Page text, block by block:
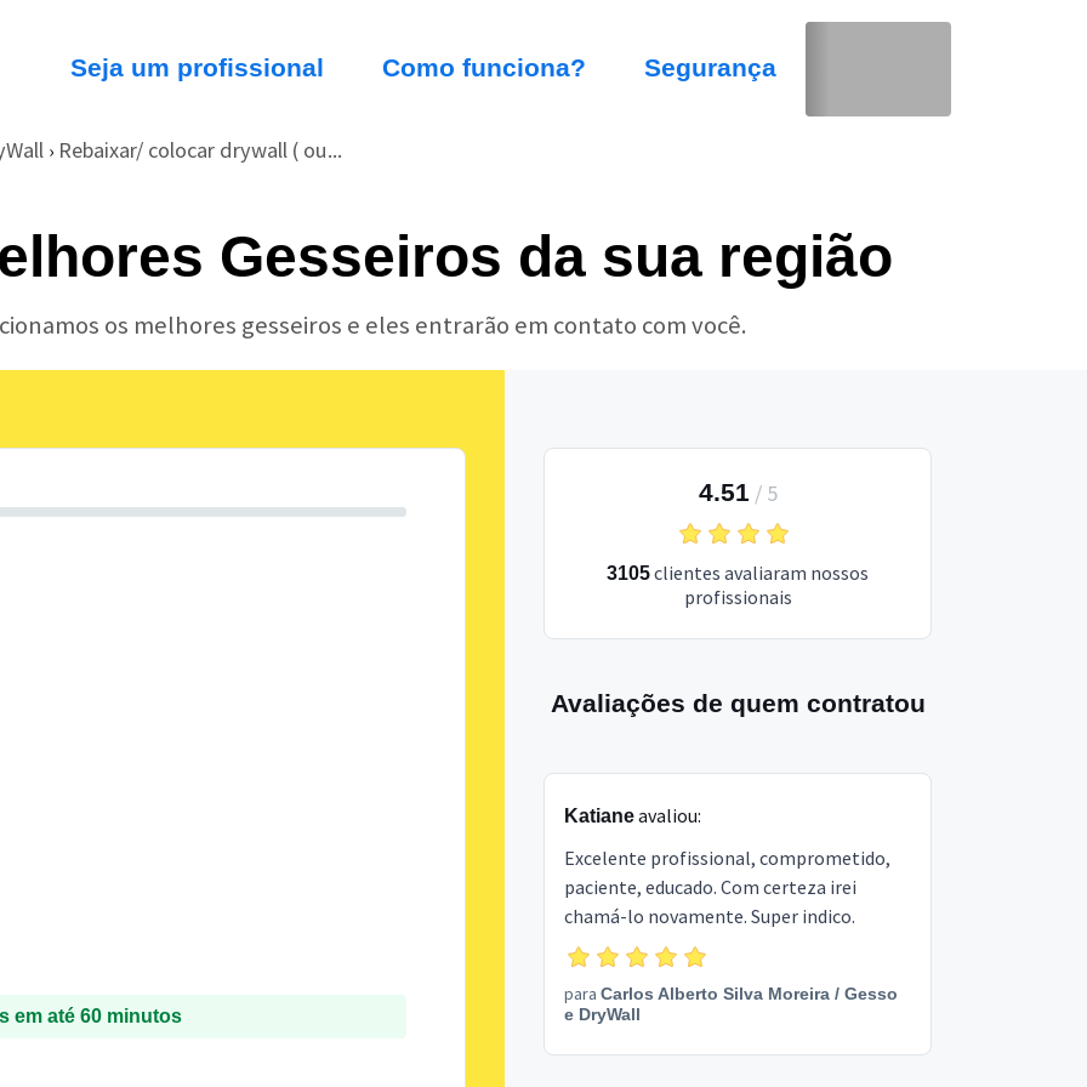
Seja um profissional Como funciona? Segurança
› Rebaixar/ colocar drywall ( ou...
Gesseiros da sua região
os melhores gesseiros e eles entrarão em contato com você.
em até 60 minutos
4.51 / 5
3105clientes avaliaram nossos
profissionais
Avaliações de quem contratou
Katianeavaliou:
Excelente profissional, comprometido,
paciente, educado. Com certeza irei
chamá-lo novamente. Super indico.
para Carlos Alberto Silva Moreira / Gesso
e DryWall